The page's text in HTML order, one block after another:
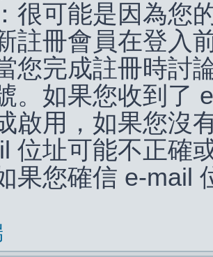
很可能是因為您
註冊會員在登入
您完成註冊時討
。如果您收到了
啟用，如果您沒
位址可能不正確
果您確信 e-mail